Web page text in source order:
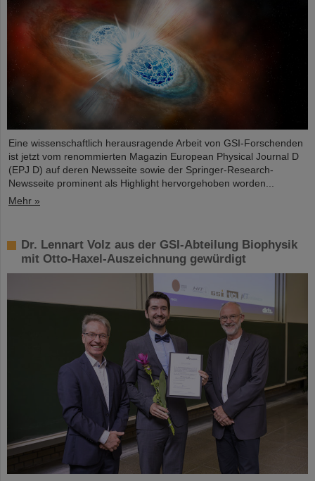
Eine wissenschaftlich herausragende Arbeit von GSI-Forschenden
ist jetzt vom renommierten Magazin European Physical Journal D
(EPJ D) auf deren Newsseite sowie der Springer-Research-
Newsseite prominent als Highlight hervorgehoben worden...
Mehr »
Dr. Lennart Volz aus der GSI-Abteilung Biophysik
mit Otto-Haxel-Auszeichnung gewürdigt